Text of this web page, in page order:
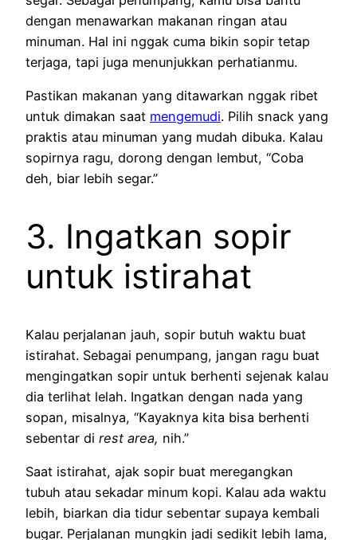
dengan menawarkan makanan ringan atau
minuman. Hal ini nggak cuma bikin sopir tetap
terjaga, tapi juga menunjukkan perhatianmu.
Pastikan makanan yang ditawarkan nggak ribet
untuk dimakan saat mengemudi. Pilih snack yang
praktis atau minuman yang mudah dibuka. Kalau
sopirnya ragu, dorong dengan lembut, “Coba
deh, biar lebih segar.”
3. Ingatkan sopir
untuk istirahat
Kalau perjalanan jauh, sopir butuh waktu buat
istirahat. Sebagai penumpang, jangan ragu buat
mengingatkan sopir untuk berhenti sejenak kalau
dia terlihat lelah. Ingatkan dengan nada yang
sopan, misalnya, “Kayaknya kita bisa berhenti
sebentar di rest area, nih.”
Saat istirahat, ajak sopir buat meregangkan
tubuh atau sekadar minum kopi. Kalau ada waktu
lebih, biarkan dia tidur sebentar supaya kembali
bugar. Perjalanan mungkin jadi sedikit lebih lama,